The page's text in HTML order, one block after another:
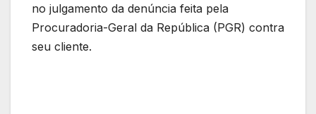
no julgamento da denúncia feita pela
Procuradoria-Geral da República (PGR) contra
seu cliente.